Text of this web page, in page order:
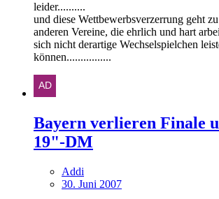
leider..........
und diese Wettbewerbsverzerrung geht
anderen Vereine, die ehrlich und hart
sich nicht derartige Wechselspielchen
können................
Bayern verlieren Finale
19"-DM
Addi
30. Juni 2007